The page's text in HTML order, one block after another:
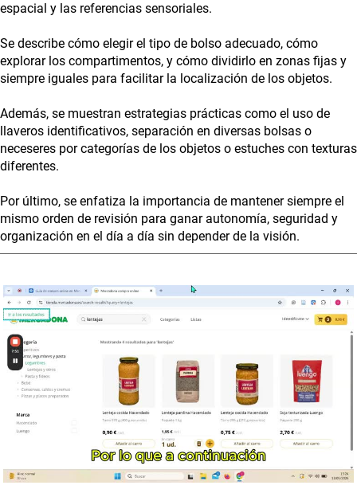
espacial y las referencias sensoriales.
Se describe cómo elegir el tipo de bolso adecuado, cómo
explorar los compartimentos, y cómo dividirlo en zonas fijas y
siempre iguales para facilitar la localización de los objetos.
Además, se muestran estrategias prácticas como el uso de
llaveros identificativos, separación en diversas bolsas o
neceseres por categorías de los objetos o estuches con texturas
diferentes.
Por último, se enfatiza la importancia de mantener siempre el
mismo orden de revisión para ganar autonomía, seguridad y
organización en el día a día sin depender de la visión.